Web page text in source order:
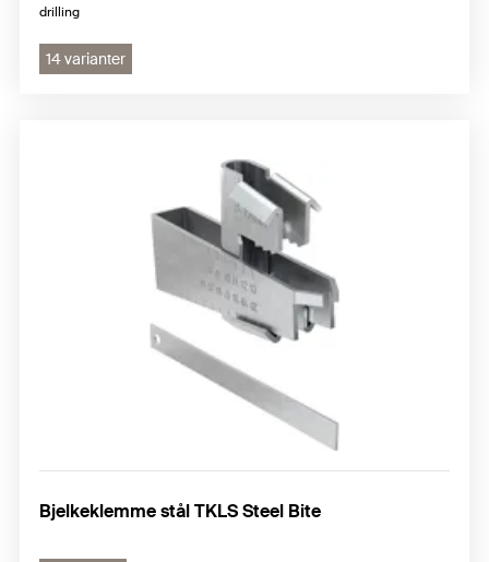
drilling
14 varianter
Bjelkeklemme stål TKLS Steel Bite